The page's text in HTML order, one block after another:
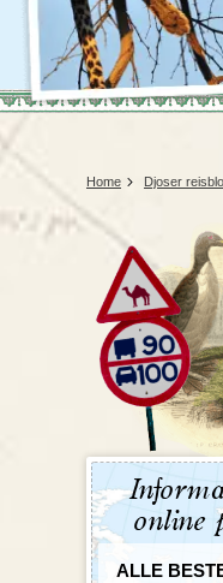
Voodoo in Benin en
dagen
Home Djoser
online
ALLE